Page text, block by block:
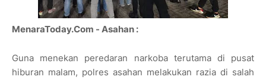
MenaraToday.Com - Asahan :
Guna menekan peredaran narkoba terutama di pusat
hiburan malam, polres asahan melakukan razia di salah